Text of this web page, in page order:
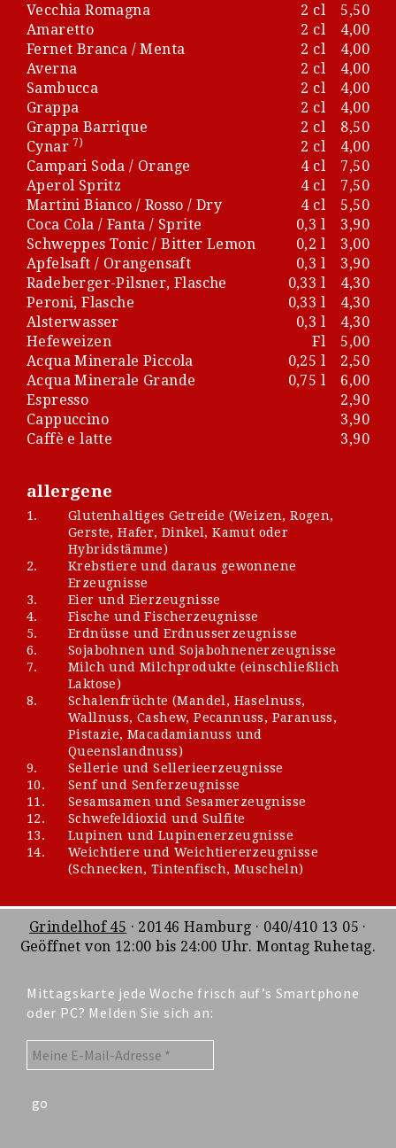
Vecchia Romagna
2 cl
5,50
Amaretto
2 cl
4,00
Fernet Branca / Menta
2 cl
4,00
Averna
2 cl
4,00
Sambucca
2 cl
4,00
Grappa
2 cl
4,00
Grappa Barrique
2 cl
8,50
Cynar 7) 2 cl
4,00
Campari Soda / Orange
4 cl
7,50
Aperol Spritz
4 cl
7,50
Martini Bianco / Rosso / Dry
4 cl
5,50
Coca Cola / Fanta / Sprite
0,3 l
3,90
Schweppes Tonic / Bitter Lemon
0,2 l
3,00
Apfelsaft / Orangensaft
0,3 l
3,90
Radeberger-Pilsner, Flasche
0,33 l
4,30
Peroni, Flasche
0,33 l
4,30
Alsterwasser
0,3 l
4,30
Hefeweizen
Fl
5,00
Acqua Minerale Piccola
0,25 l
2,50
Acqua Minerale Grande
0,75 l
6,00
Espresso
2,90
Cappuccino
3,90
Caffè e latte
3,90
allergene
1.
Glutenhaltiges Getreide (Weizen, Rogen,
Gerste, Hafer, Dinkel, Kamut oder
Hybridstämme)
2.
Krebstiere und daraus gewonnene
Erzeugnisse
3.
Eier und Eierzeugnisse
4.
Fische und Fischerzeugnisse
5.
Erdnüsse und Erdnusserzeugnisse
6.
Sojabohnen und Sojabohnenerzeugnisse
7.
Milch und Milchprodukte (einschließlich
Laktose)
8.
Schalenfrüchte (Mandel, Haselnuss,
Wallnuss, Cashew, Pecannuss, Paranuss,
Pistazie, Macadamianuss und
Queenslandnuss)
9.
Sellerie und Sellerieerzeugnisse
10.
Senf und Senferzeugnisse
11.
Sesamsamen und Sesamerzeugnisse
12.
Schwefeldioxid und Sulfite
13.
Lupinen und Lupinenerzeugnisse
14.
Weichtiere und Weichtiererzeugnisse
(Schnecken, Tintenfisch, Muscheln)
Grindelhof 45 · 20146 Hamburg · 040/410 13 05 ·
Geöffnet von 12:00 bis 24:00 Uhr. Montag Ruhetag.
Mittagskarte jede Woche frisch auf’s Smartphone
oder PC? Melden Sie sich an: